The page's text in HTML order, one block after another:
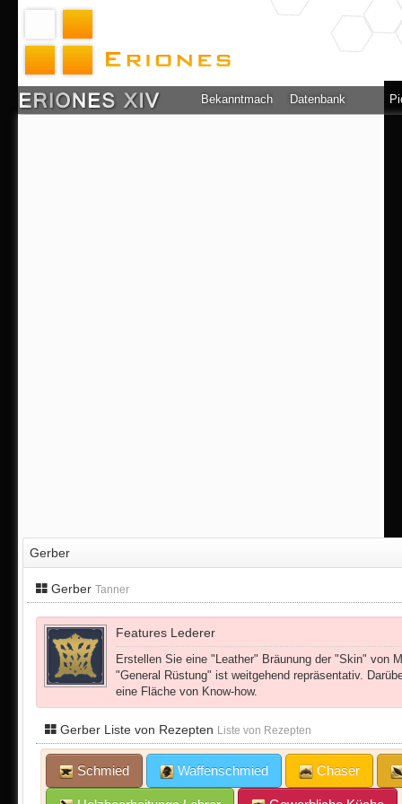
Bekanntmachung Datenbank
Gerber
Gerber Tanner
Features Lederer
Erstellen Sie eine "Leather" Bräunung der "Skin" von
"General Rüstung" ist weitgehend repräsentativ.
eine Fläche von Know-how.
Gerber Liste von Rezepten Liste von Rezepten
Schmied Waffenschmied Chaser